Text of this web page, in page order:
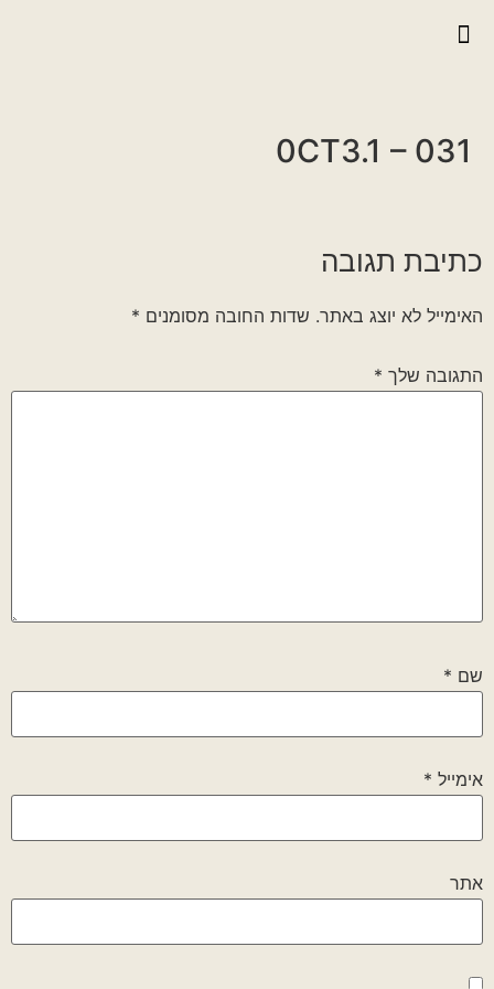
0CT3.1 – 031
כתיבת תגובה
האימייל לא יוצג באתר. שדות החובה מסומנים *
התגובה שלך *
שם *
אימייל *
אתר